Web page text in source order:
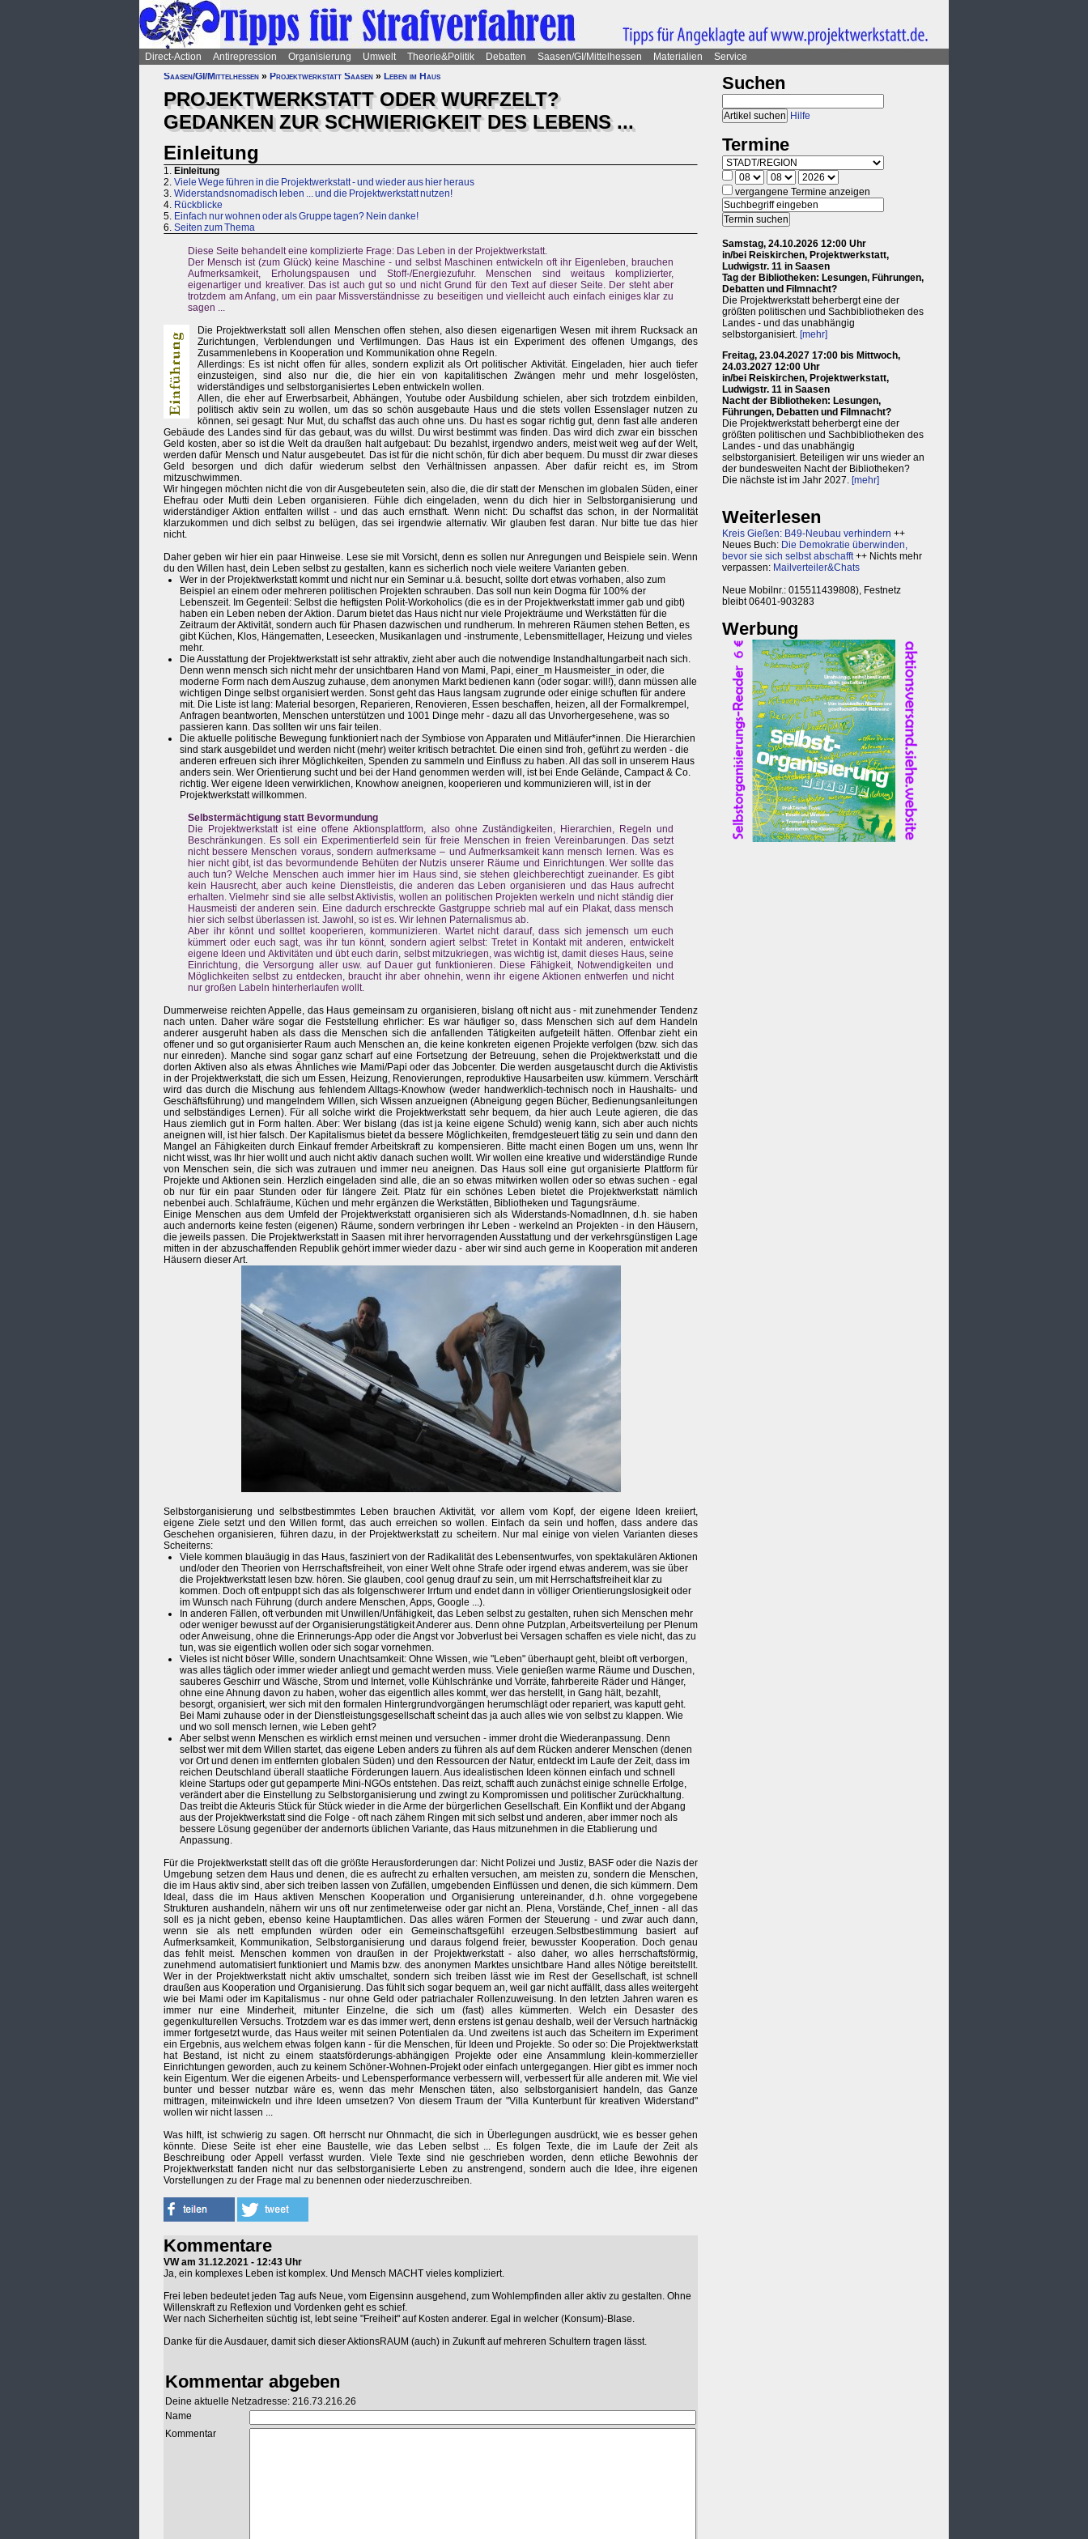
Direct-Action Antirepression Organisierung Umwelt Theorie&Politik Debatten Saasen/GI/Mittelhessen Materialien
Service
Saasen/GI/Mittelhessen » Projektwerkstatt Saasen » Leben im Haus
PROJEKTWERKSTATT ODER WURFZELT?
GEDANKEN ZUR SCHWIERIGKEIT DES LEBENS ...
Einleitung
1. Einleitung
2. Viele Wege führen in die Projektwerkstatt - und wieder aus hier heraus
3. Widerstandsnomadisch leben ... und die Projektwerkstatt nutzen!
4. Rückblicke
5. Einfach nur wohnen oder als Gruppe tagen? Nein danke!
6. Seiten zum Thema
Diese Seite behandelt eine komplizierte Frage: Das Leben in der Projektwerkstatt.
Der Mensch ist (zum Glück) keine Maschine - und selbst Maschinen entwickeln oft ihr Eigenleben, brauchen
Aufmerksamkeit, Erholungspausen und Stoff-/Energiezufuhr. Menschen sind weitaus komplizierter,
eigenartiger und kreativer. Das ist auch gut so und nicht Grund für den Text auf dieser Seite. Der steht aber
trotzdem am Anfang, um ein paar Missverständnisse zu beseitigen und vielleicht auch einfach einiges klar zu
sagen ...
Die Projektwerkstatt soll allen Menschen offen stehen, also diesen eigenartigen Wesen mit ihrem Rucksack an
Zurichtungen, Verblendungen und Verfilmungen. Das Haus ist ein Experiment des offenen Umgangs, des
Zusammenlebens in Kooperation und Kommunikation ohne Regeln.
Allerdings: Es ist nicht offen für alles, sondern explizit als Ort politischer Aktivität. Eingeladen, hier auch tiefer
einzusteigen, sind also nur die, die hier ein von kapitalitischen Zwängen mehr und mehr losgelösten,
widerständiges und selbstorganisiertes Leben entwickeln wollen.
Allen, die eher auf Erwerbsarbeit, Abhängen, Youtube oder Ausbildung schielen, aber sich trotzdem einbilden,
politisch aktiv sein zu wollen, um das so schön ausgebaute Haus und die stets vollen Essenslager nutzen zu
können, sei gesagt: Nur Mut, du schaffst das auch ohne uns. Du hast es sogar richtig gut, denn fast alle anderen
Gebäude des Landes sind für das gebaut, was du willst. Du wirst bestimmt was finden. Das wird dich zwar ein bisschen
Geld kosten, aber so ist die Welt da draußen halt aufgebaut: Du bezahlst, irgendwo anders, meist weit weg auf der Welt,
werden dafür Mensch und Natur ausgebeutet. Das ist für die nicht schön, für dich aber bequem. Du musst dir zwar dieses
Geld besorgen und dich dafür wiederum selbst den Verhältnissen anpassen. Aber dafür reicht es, im Strom
mitzuschwimmen.
Wir hingegen möchten nicht die von dir Ausgebeuteten sein, also die, die dir statt der Menschen im globalen Süden, einer
Ehefrau oder Mutti dein Leben organisieren. Fühle dich eingeladen, wenn du dich hier in Selbstorganisierung und
widerständiger Aktion entfalten willst - und das auch ernsthaft. Wenn nicht: Du schaffst das schon, in der Normalität
klarzukommen und dich selbst zu belügen, das sei irgendwie alternativ. Wir glauben fest daran. Nur bitte tue das hier
nicht.
Daher geben wir hier ein paar Hinweise. Lese sie mit Vorsicht, denn es sollen nur Anregungen und Beispiele sein. Wenn
du den Willen hast, dein Leben selbst zu gestalten, kann es sicherlich noch viele weitere Varianten geben.
Wer in der Projektwerkstatt kommt und nicht nur ein Seminar u.ä. besucht, sollte dort etwas vorhaben, also zum
Beispiel an einem oder mehreren politischen Projekten schrauben. Das soll nun kein Dogma für 100% der
Lebenszeit. Im Gegenteil: Selbst die heftigsten Polit-Workoholics (die es in der Projektwerkstatt immer gab und gibt)
haben ein Leben neben der Aktion. Darum bietet das Haus nicht nur viele Projekträume und Werkstätten für die
Zeitraum der Aktivität, sondern auch für Phasen dazwischen und rundherum. In mehreren Räumen stehen Betten, es
gibt Küchen, Klos, Hängematten, Leseecken, Musikanlagen und -instrumente, Lebensmittellager, Heizung und vieles
mehr.
Die Ausstattung der Projektwerkstatt ist sehr attraktiv, zieht aber auch die notwendige Instandhaltungarbeit nach sich.
Denn wenn mensch sich nicht mehr der unsichtbaren Hand von Mami, Papi, einer_m Hausmeister_in oder, die
moderne Form nach dem Auszug zuhause, dem anonymen Markt bedienen kann (oder sogar: will!), dann müssen alle
wichtigen Dinge selbst organisiert werden. Sonst geht das Haus langsam zugrunde oder einige schuften für andere
mit. Die Liste ist lang: Material besorgen, Reparieren, Renovieren, Essen beschaffen, heizen, all der Formalkrempel,
Anfragen beantworten, Menschen unterstützen und 1001 Dinge mehr - dazu all das Unvorhergesehene, was so
passieren kann. Das sollten wir uns fair teilen.
Die aktuelle politische Bewegung funktioniert nach der Symbiose von Apparaten und Mitläufer*innen. Die Hierarchien
sind stark ausgebildet und werden nicht (mehr) weiter kritisch betrachtet. Die einen sind froh, geführt zu werden - die
anderen erfreuen sich ihrer Möglichkeiten, Spenden zu sammeln und Einfluss zu haben. All das soll in unserem Haus
anders sein. Wer Orientierung sucht und bei der Hand genommen werden will, ist bei Ende Gelände, Campact & Co.
richtig. Wer eigene Ideen verwirklichen, Knowhow aneignen, kooperieren und kommunizieren will, ist in der
Projektwerkstatt willkommen.
Selbstermächtigung statt Bevormundung
Die Projektwerkstatt ist eine offene Aktionsplattform, also ohne Zuständigkeiten, Hierarchien, Regeln und
Beschränkungen. Es soll ein Experimentierfeld sein für freie Menschen in freien Vereinbarungen. Das setzt
nicht bessere Menschen voraus, sondern aufmerksame – und Aufmerksamkeit kann mensch lernen. Was es
hier nicht gibt, ist das bevormundende Behüten der Nutzis unserer Räume und Einrichtungen. Wer sollte das
auch tun? Welche Menschen auch immer hier im Haus sind, sie stehen gleichberechtigt zueinander. Es gibt
kein Hausrecht, aber auch keine Dienstleistis, die anderen das Leben organisieren und das Haus aufrecht
erhalten. Vielmehr sind sie alle selbst Aktivistis, wollen an politischen Projekten werkeln und nicht ständig dier
Hausmeisti der anderen sein. Eine dadurch erschreckte Gastgruppe schrieb mal auf ein Plakat, dass mensch
hier sich selbst überlassen ist. Jawohl, so ist es. Wir lehnen Paternalismus ab.
Aber ihr könnt und solltet kooperieren, kommunizieren. Wartet nicht darauf, dass sich jemensch um euch
kümmert oder euch sagt, was ihr tun könnt, sondern agiert selbst: Tretet in Kontakt mit anderen, entwickelt
eigene Ideen und Aktivitäten und übt euch darin, selbst mitzukriegen, was wichtig ist, damit dieses Haus, seine
Einrichtung, die Versorgung aller usw. auf Dauer gut funktionieren. Diese Fähigkeit, Notwendigkeiten und
Möglichkeiten selbst zu entdecken, braucht ihr aber ohnehin, wenn ihr eigene Aktionen entwerfen und nicht
nur großen Labeln hinterherlaufen wollt.
Dummerweise reichten Appelle, das Haus gemeinsam zu organisieren, bislang oft nicht aus - mit zunehmender Tendenz
nach unten. Daher wäre sogar die Feststellung ehrlicher: Es war häufiger so, dass Menschen sich auf dem Handeln
anderer ausgeruht haben als dass die Menschen sich die anfallenden Tätigkeiten aufgeteilt hätten. Offenbar zieht ein
offener und so gut organisierter Raum auch Menschen an, die keine konkreten eigenen Projekte verfolgen (bzw. sich das
nur einreden). Manche sind sogar ganz scharf auf eine Fortsetzung der Betreuung, sehen die Projektwerkstatt und die
dorten Aktiven also als etwas Ähnliches wie Mami/Papi oder das Jobcenter. Die werden ausgetauscht durch die Aktivistis
in der Projektwerkstatt, die sich um Essen, Heizung, Renovierungen, reproduktive Hausarbeiten usw. kümmern. Verschärft
wird das durch die Mischung aus fehlendem Alltags-Knowhow (weder handwerklich-technisch noch in Haushalts- und
Geschäftsführung) und mangelndem Willen, sich Wissen anzueignen (Abneigung gegen Bücher, Bedienungsanleitungen
und selbständiges Lernen). Für all solche wirkt die Projektwerkstatt sehr bequem, da hier auch Leute agieren, die das
Haus ziemlich gut in Form halten. Aber: Wer bislang (das ist ja keine eigene Schuld) wenig kann, sich aber auch nichts
aneignen will, ist hier falsch. Der Kapitalismus bietet da bessere Möglichkeiten, fremdgesteuert tätig zu sein und dann den
Mangel an Fähigkeiten durch Einkauf fremder Arbeitskraft zu kompensieren. Bitte macht einen Bogen um uns, wenn Ihr
nicht wisst, was Ihr hier wollt und auch nicht aktiv danach suchen wollt. Wir wollen eine kreative und widerständige Runde
von Menschen sein, die sich was zutrauen und immer neu aneignen. Das Haus soll eine gut organisierte Plattform für
Projekte und Aktionen sein. Herzlich eingeladen sind alle, die an so etwas mitwirken wollen oder so etwas suchen - egal
ob nur für ein paar Stunden oder für längere Zeit. Platz für ein schönes Leben bietet die Projektwerkstatt nämlich
nebenbei auch. Schlafräume, Küchen und mehr ergänzen die Werkstätten, Bibliotheken und Tagungsräume.
Einige Menschen aus dem Umfeld der Projektwerkstatt organisieren sich als Widerstands-NomadInnen, d.h. sie haben
auch andernorts keine festen (eigenen) Räume, sondern verbringen ihr Leben - werkelnd an Projekten - in den Häusern,
die jeweils passen. Die Projektwerkstatt in Saasen mit ihrer hervorragenden Ausstattung und der verkehrsgünstigen Lage
mitten in der abzuschaffenden Republik gehört immer wieder dazu - aber wir sind auch gerne in Kooperation mit anderen
Häusern dieser Art.
Selbstorganisierung und selbstbestimmtes Leben brauchen Aktivität, vor allem vom Kopf, der eigene Ideen kreiiert,
eigene Ziele setzt und den Willen formt, das auch erreichen so wollen. Einfach da sein und hoffen, dass andere das
Geschehen organisieren, führen dazu, in der Projektwerkstatt zu scheitern. Nur mal einige von vielen Varianten dieses
Scheiterns:
Viele kommen blauäugig in das Haus, fasziniert von der Radikalität des Lebensentwurfes, von spektakulären Aktionen
und/oder den Theorien von Herrschaftsfreiheit, von einer Welt ohne Strafe oder irgend etwas anderem, was sie über
die Projektwerkstatt lesen bzw. hören. Sie glauben, cool genug drauf zu sein, um mit Herrschaftsfreiheit klar zu
kommen. Doch oft entpuppt sich das als folgenschwerer Irrtum und endet dann in völliger Orientierungslosigkeit oder
im Wunsch nach Führung (durch andere Menschen, Apps, Google ...).
In anderen Fällen, oft verbunden mit Unwillen/Unfähigkeit, das Leben selbst zu gestalten, ruhen sich Menschen mehr
oder weniger bewusst auf der Organisierungstätigkeit Anderer aus. Denn ohne Putzplan, Arbeitsverteilung per Plenum
oder Anweisung, ohne die Erinnerungs-App oder die Angst vor Jobverlust bei Versagen schaffen es viele nicht, das zu
tun, was sie eigentlich wollen oder sich sogar vornehmen.
Vieles ist nicht böser Wille, sondern Unachtsamkeit: Ohne Wissen, wie "Leben" überhaupt geht, bleibt oft verborgen,
was alles täglich oder immer wieder anliegt und gemacht werden muss. Viele genießen warme Räume und Duschen,
sauberes Geschirr und Wäsche, Strom und Internet, volle Kühlschränke und Vorräte, fahrbereite Räder und Hänger,
ohne eine Ahnung davon zu haben, woher das eigentlich alles kommt, wer das herstellt, in Gang hält, bezahlt,
besorgt, organisiert, wer sich mit den formalen Hintergrundvorgängen herumschlägt oder repariert, was kaputt geht.
Bei Mami zuhause oder in der Dienstleistungsgesellschaft scheint das ja auch alles wie von selbst zu klappen. Wie
und wo soll mensch lernen, wie Leben geht?
Aber selbst wenn Menschen es wirklich ernst meinen und versuchen - immer droht die Wiederanpassung. Denn
selbst wer mit dem Willen startet, das eigene Leben anders zu führen als auf dem Rücken anderer Menschen (denen
vor Ort und denen im entfernten globalen Süden) und den Ressourcen der Natur, entdeckt im Laufe der Zeit, dass im
reichen Deutschland überall staatliche Förderungen lauern. Aus idealistischen Ideen können einfach und schnell
kleine Startups oder gut gepamperte Mini-NGOs entstehen. Das reizt, schafft auch zunächst einige schnelle Erfolge,
verändert aber die Einstellung zu Selbstorganisierung und zwingt zu Kompromissen und politischer Zurückhaltung.
Das treibt die Akteuris Stück für Stück wieder in die Arme der bürgerlichen Gesellschaft. Ein Konflikt und der Abgang
aus der Projektwerkstatt sind die Folge - oft nach zähem Ringen mit sich selbst und anderen, aber immer noch als
bessere Lösung gegenüber der andernorts üblichen Variante, das Haus mitzunehmen in die Etablierung und
Anpassung.
Für die Projektwerkstatt stellt das oft die größte Herausforderungen dar: Nicht Polizei und Justiz, BASF oder die Nazis der
Umgebung setzen dem Haus und denen, die es aufrecht zu erhalten versuchen, am meisten zu, sondern die Menschen,
die im Haus aktiv sind, aber sich treiben lassen von Zufällen, umgebenden Einflüssen und denen, die sich kümmern. Dem
Ideal, dass die im Haus aktiven Menschen Kooperation und Organisierung untereinander, d.h. ohne vorgegebene
Strukturen aushandeln, nähern wir uns oft nur zentimeterweise oder gar nicht an. Plena, Vorstände, Chef_innen - all das
soll es ja nicht geben, ebenso keine Hauptamtlichen. Das alles wären Formen der Steuerung - und zwar auch dann,
wenn sie als nett empfunden würden oder ein Gemeinschaftsgefühl erzeugen.Selbstbestimmung basiert auf
Aufmerksamkeit, Kommunikation, Selbstorganisierung und daraus folgend freier, bewusster Kooperation. Doch genau
das fehlt meist. Menschen kommen von draußen in der Projektwerkstatt - also daher, wo alles herrschaftsförmig,
zunehmend automatisiert funktioniert und Mamis bzw. des anonymen Marktes unsichtbare Hand alles Nötige bereitstellt.
Wer in der Projektwerkstatt nicht aktiv umschaltet, sondern sich treiben lässt wie im Rest der Gesellschaft, ist schnell
draußen aus Kooperation und Organisierung. Das fühlt sich sogar bequem an, weil gar nicht auffällt, dass alles weitergeht
wie bei Mami oder im Kapitalismus - nur ohne Geld oder patriachaler Rollenzuweisung. In den letzten Jahren waren es
immer nur eine Minderheit, mitunter Einzelne, die sich um (fast) alles kümmerten. Welch ein Desaster des
gegenkulturellen Versuchs. Trotzdem war es das immer wert, denn erstens ist genau deshalb, weil der Versuch hartnäckig
immer fortgesetzt wurde, das Haus weiter mit seinen Potentialen da. Und zweitens ist auch das Scheitern im Experiment
ein Ergebnis, aus welchem etwas folgen kann - für die Menschen, für Ideen und Projekte. So oder so: Die Projektwerkstatt
hat Bestand, ist nicht zu einem staatsförderungs-abhängigen Projekte oder eine Ansammlung klein-kommerzieller
Einrichtungen geworden, auch zu keinem Schöner-Wohnen-Projekt oder einfach untergegangen. Hier gibt es immer noch
kein Eigentum. Wer die eigenen Arbeits- und Lebensperformance verbessern will, verbessert für alle anderen mit. Wie viel
bunter und besser nutzbar wäre es, wenn das mehr Menschen täten, also selbstorganisiert handeln, das Ganze
mittragen, miteinwickeln und ihre Ideen umsetzen? Von diesem Traum der "Villa Kunterbunt für kreativen Widerstand"
wollen wir nicht lassen ...
Was hilft, ist schwierig zu sagen. Oft herrscht nur Ohnmacht, die sich in Überlegungen ausdrückt, wie es besser gehen
könnte. Diese Seite ist eher eine Baustelle, wie das Leben selbst ... Es folgen Texte, die im Laufe der Zeit als
Beschreibung oder Appell verfasst wurden. Viele Texte sind nie geschrieben worden, denn etliche Bewohnis der
Projektwerkstatt fanden nicht nur das selbstorganisierte Leben zu anstrengend, sondern auch die Idee, ihre eigenen
Vorstellungen zu der Frage mal zu benennen oder niederzuschreiben.
Kommentare
VW am 31.12.2021 - 12:43 Uhr
Ja, ein komplexes Leben ist komplex. Und Mensch MACHT vieles kompliziert.
Frei leben bedeutet jeden Tag aufs Neue, vom Eigensinn ausgehend, zum Wohlempfinden aller aktiv zu gestalten. Ohne
Willenskraft zu Reflexion und Vordenken geht es schief.
Wer nach Sicherheiten süchtig ist, lebt seine "Freiheit" auf Kosten anderer. Egal in welcher (Konsum)-Blase.
Danke für die Ausdauer, damit sich dieser AktionsRAUM (auch) in Zukunft auf mehreren Schultern tragen lässt.
Kommentar abgeben
Deine aktuelle Netzadresse: 216.73.216.26
Name
Kommentar
Suchen
Hilfe
Termine
vergangene Termine anzeigen
Samstag, 24.10.2026 12:00 Uhr
in/bei Reiskirchen, Projektwerkstatt,
Ludwigstr. 11 in Saasen
Tag der Bibliotheken: Lesungen, Führungen,
Debatten und Filmnacht?
Die Projektwerkstatt beherbergt eine der
größten politischen und Sachbibliotheken des
Landes - und das unabhängig
selbstorganisiert. [mehr]
Freitag, 23.04.2027 17:00 bis Mittwoch,
24.03.2027 12:00 Uhr
in/bei Reiskirchen, Projektwerkstatt,
Ludwigstr. 11 in Saasen
Nacht der Bibliotheken: Lesungen,
Führungen, Debatten und Filmnacht?
Die Projektwerkstatt beherbergt eine der
größten politischen und Sachbibliotheken des
Landes - und das unabhängig
selbstorganisiert. Beteiligen wir uns wieder an
der bundesweiten Nacht der Bibliotheken?
Die nächste ist im Jahr 2027. [mehr]
Weiterlesen
Kreis Gießen: B49-Neubau verhindern ++
Neues Buch: Die Demokratie überwinden,
bevor sie sich selbst abschafft++ Nichts mehr
verpassen: Mailverteiler&Chats
Neue Mobilnr.: 015511439808), Festnetz
bleibt 06401-903283
Werbung